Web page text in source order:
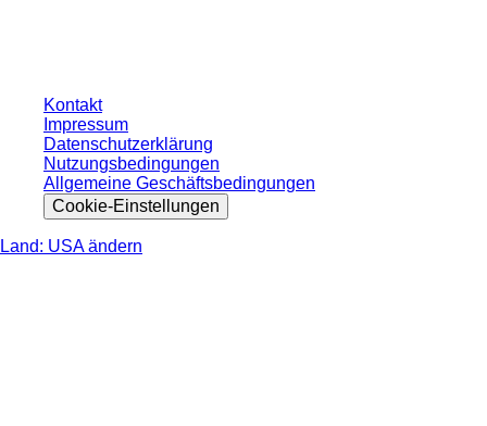
Kontakt
Impressum
Datenschutzerklärung
Nutzungsbedingungen
Allgemeine Geschäftsbedingungen
Cookie-Einstellungen
Land: USA ändern